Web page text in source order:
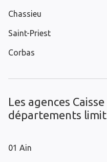
Chassieu
Saint-Priest
Corbas
Les agences
départements
01 Ain